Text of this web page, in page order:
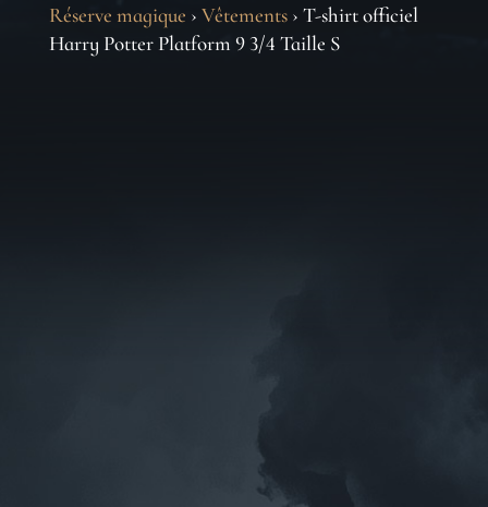
Réserve magique › Vêtements› T-shirt officiel
Harry Potter Platform 9 3/4 Taille S